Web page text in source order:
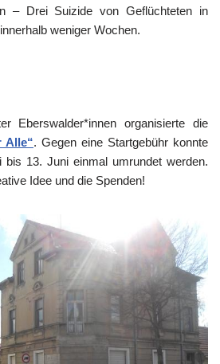
– Drei Suizide von Geflüchteten in
weniger Wochen.
Eberswalder*innen organisierte die
Alle“. Gegen eine Startgebühr konnte
13. Juni einmal umrundet werden.
Idee und die Spenden!